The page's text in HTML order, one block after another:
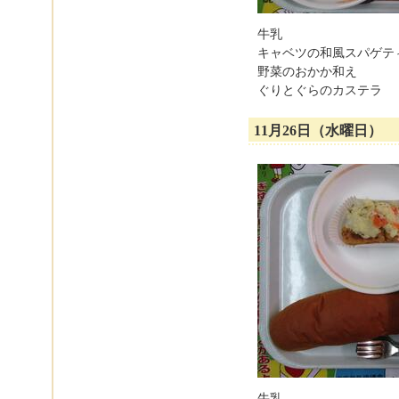
牛乳
キャベツの和風スパゲテ
野菜のおかか和え
ぐりとぐらのカステラ
11月26日（水曜日）